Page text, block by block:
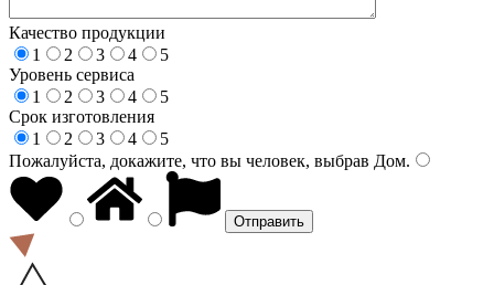
Качество продукции
1
2 3 4
5
Уровень сервиса
1
2 3 4
5
Срок изготовления
1
2 3 4
5
Пожалуйста, докажите, что вы человек, выбрав Дом.